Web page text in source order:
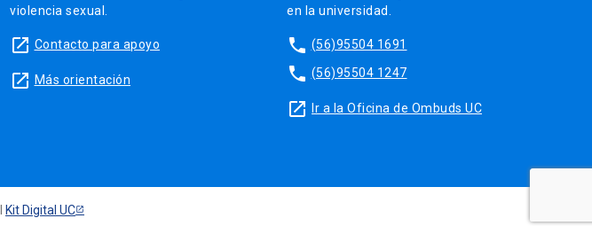
violencia sexual.
launch Contacto para apoyo
launch Más orientación
en la universidad.
phone (56)95504 1691
phone (56)95504 1247
launch Ir a la Oficina de Ombuds UC
Kit Digital UC